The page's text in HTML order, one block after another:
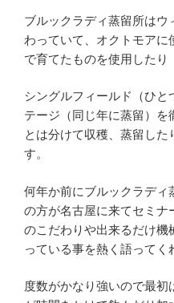
ブルックラディ蒸留所は
わっていて、オクトモアに
で育てたものを使用したり
シングルフィールド（ひと
テージ（同じ年に蒸留）
とは分けて収穫、蒸留し
す。
何年か前にブルックラディ
の方が名古屋に来てセミナ
のこだわりや出来るだけ機
っている事を熱く語ってく
度数がかなり強いので最